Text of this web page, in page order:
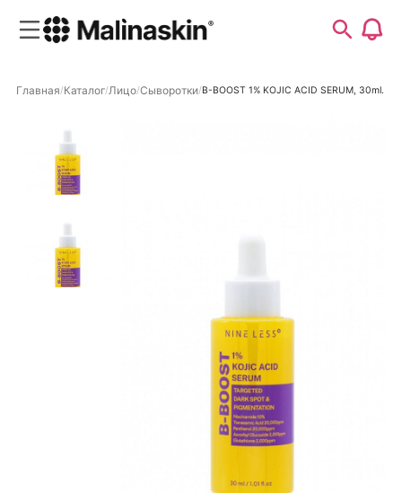
Главная Каталог Лицо Сыворотки B-BOOST 1% KOJIC ACID SERUM, 30ml.